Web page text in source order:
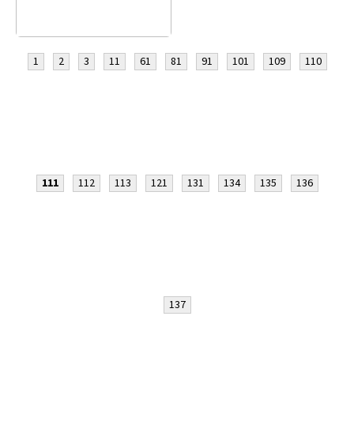
1 2 3 11 61 81 91 101 109 110
111 112 113 121 131 134 135 136
137